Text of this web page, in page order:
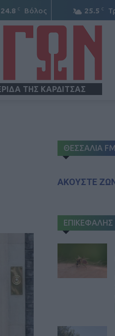
24.8 C Βόλος 25.5 C
ΤΗΣ ΚΑΡΔΙΤΣΑΣ
ΘΕΣΣΑΛΙΑ FM
ΑΚΟΥΣΤΕ
ΕΠΙΚΕΦΑΛΗΣ